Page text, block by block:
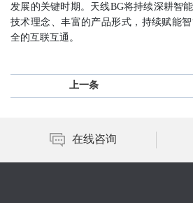
发展的关键时期。天线BG将持续深耕智
技术理念、丰富的产品形式，持续赋能
全的互联互通。
上一条
在线咨询